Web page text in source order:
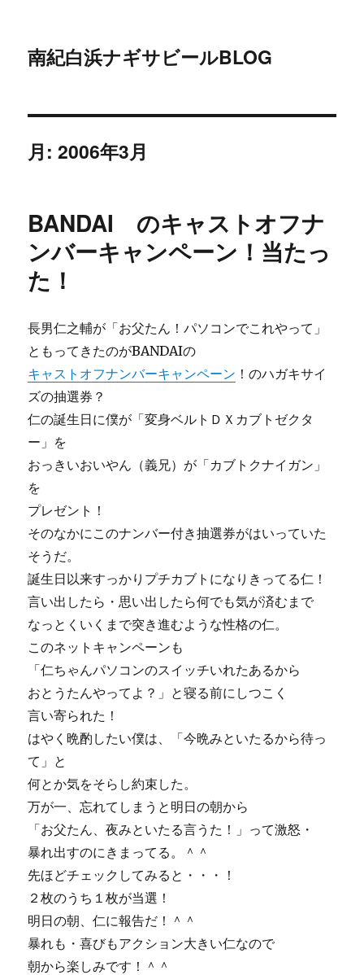
南紀白浜ナギサビールBLOG
月:2006年3月
BANDAI のキャストオフナ
ンバーキャンペーン！当たっ
た！
長男仁之輔が「お父たん！パソコンでこれやって」
ともってきたのがBANDAIの
キャストオフナンバーキャンペーン ！のハガキサイ
ズの抽選券？
仁の誕生日に僕が「変身ベルトＤＸカブトゼクタ
ー」を
おっきいおいやん（義兄）が「カブトクナイガン」
を
プレゼント！
そのなかにこのナンバー付き抽選券がはいっていた
そうだ。
誕生日以来すっかりプチカブトになりきってる仁！
言い出したら・思い出したら何でも気が済むまで
なっとくいくまで突き進むような性格の仁。
このネットキャンペーンも
「仁ちゃんパソコンのスイッチいれたあるから
おとうたんやってよ？」と寝る前にしつこく
言い寄られた！
はやく晩酌したい僕は、「今晩みといたるから待っ
て」と
何とか気をそらし約束した。
万が一、忘れてしまうと明日の朝から
「お父たん、夜みといたる言うた！」って激怒・
暴れ出すのにきまってる。＾＾
先ほどチェックしてみると・・・！
２枚のうち１枚が当選！
明日の朝、仁に報告だ！＾＾
暴れも・喜びもアクション大きい仁なので
朝から楽しみです！＾＾